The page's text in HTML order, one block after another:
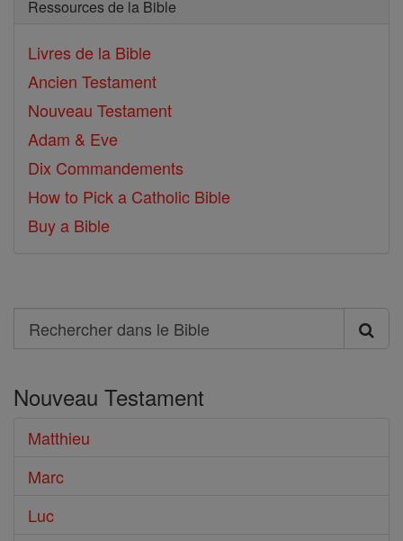
Ressources de la Bible
Livres de la Bible
Ancien Testament
Nouveau Testament
Adam & Eve
Dix Commandements
How to Pick a Catholic Bible
Buy a Bible
Search
Rechercher
le
Bible
Nouveau Testament
Matthieu
Marc
Luc